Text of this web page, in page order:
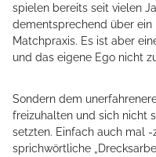
spielen bereits seit vielen
dementsprechend über ein
Matchpraxis. Es ist aber
und das eigene Ego nicht
Sondern dem
freizuhalten und sich nicht
setzten. Einfach auch mal
sprichwörtliche